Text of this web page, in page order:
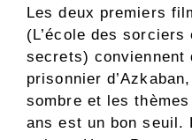
Les deux premiers
(L’école des sorciers
secrets) conviennent
prisonnier
sombre et les
ans est un bon seuil.